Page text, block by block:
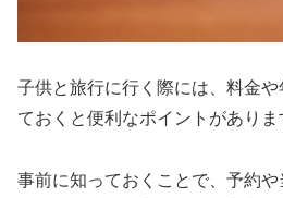
子供と旅行に行く際には、料金や
ておくと便利なポイントがありま
事前に知っておくことで、予約